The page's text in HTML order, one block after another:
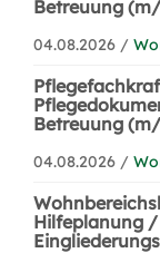
Betreuung
04.08.2026 /
Betreuung
04.08.2026 /
Hilfeplanung /